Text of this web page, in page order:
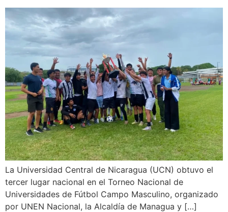
La Universidad Central de Nicaragua (UCN) obtuvo el
tercer lugar nacional en el Torneo Nacional de
Universidades de Fútbol Campo Masculino, organizado
por UNEN Nacional, la Alcaldía de Managua y […]